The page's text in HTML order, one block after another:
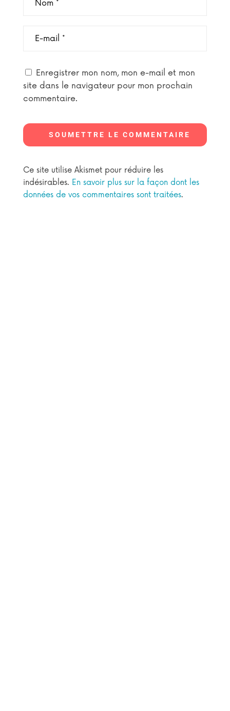
Enregistrer mon nom, mon e-mail et mon
site dans le navigateur pour mon prochain
commentaire.
SOUMETTRE LE COMMENTAIRE
Ce site utilise Akismet pour réduire les
indésirables. En savoir plus sur la façon dont les
données de vos commentaires sont traitées.